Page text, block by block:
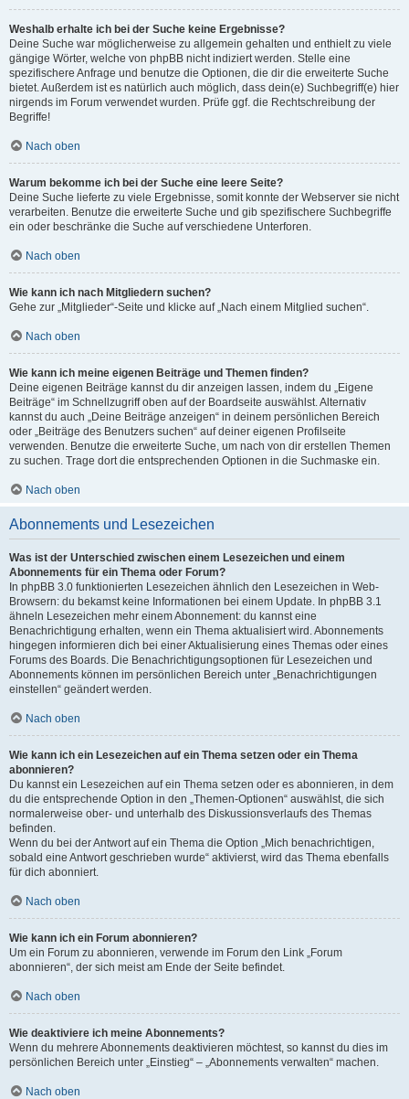
Weshalb erhalte ich bei der Suche keine Ergebnisse?
Deine Suche war möglicherweise zu allgemein gehalten und enthielt zu viele
gängige Wörter, welche von phpBB nicht indiziert werden. Stelle eine
spezifischere Anfrage und benutze die Optionen, die dir die erweiterte Suche
bietet. Außerdem ist es natürlich auch möglich, dass dein(e) Suchbegriff(e) hier
nirgends im Forum verwendet wurden. Prüfe ggf. die Rechtschreibung der
Begriffe!
Nach oben
Warum bekomme ich bei der Suche eine leere Seite?
Deine Suche lieferte zu viele Ergebnisse, somit konnte der Webserver sie nicht
verarbeiten. Benutze die erweiterte Suche und gib spezifischere Suchbegriffe
ein oder beschränke die Suche auf verschiedene Unterforen.
Nach oben
Wie kann ich nach Mitgliedern suchen?
Gehe zur „Mitglieder“-Seite und klicke auf „Nach einem Mitglied suchen“.
Nach oben
Wie kann ich meine eigenen Beiträge und Themen finden?
Deine eigenen Beiträge kannst du dir anzeigen lassen, indem du „Eigene
Beiträge“ im Schnellzugriff oben auf der Boardseite auswählst. Alternativ
kannst du auch „Deine Beiträge anzeigen“ in deinem persönlichen Bereich
oder „Beiträge des Benutzers suchen“ auf deiner eigenen Profilseite
verwenden. Benutze die erweiterte Suche, um nach von dir erstellen Themen
zu suchen. Trage dort die entsprechenden Optionen in die Suchmaske ein.
Nach oben
Abonnements und Lesezeichen
Was ist der Unterschied zwischen einem Lesezeichen und einem
Abonnements für ein Thema oder Forum?
In phpBB 3.0 funktionierten Lesezeichen ähnlich den Lesezeichen in Web-
Browsern: du bekamst keine Informationen bei einem Update. In phpBB 3.1
ähneln Lesezeichen mehr einem Abonnement: du kannst eine
Benachrichtigung erhalten, wenn ein Thema aktualisiert wird. Abonnements
hingegen informieren dich bei einer Aktualisierung eines Themas oder eines
Forums des Boards. Die Benachrichtigungsoptionen für Lesezeichen und
Abonnements können im persönlichen Bereich unter „Benachrichtigungen
einstellen“ geändert werden.
Nach oben
Wie kann ich ein Lesezeichen auf ein Thema setzen oder ein Thema
abonnieren?
Du kannst ein Lesezeichen auf ein Thema setzen oder es abonnieren, in dem
du die entsprechende Option in den „Themen-Optionen“ auswählst, die sich
normalerweise ober- und unterhalb des Diskussionsverlaufs des Themas
befinden.
Wenn du bei der Antwort auf ein Thema die Option „Mich benachrichtigen,
sobald eine Antwort geschrieben wurde“ aktivierst, wird das Thema ebenfalls
für dich abonniert.
Nach oben
Wie kann ich ein Forum abonnieren?
Um ein Forum zu abonnieren, verwende im Forum den Link „Forum
abonnieren“, der sich meist am Ende der Seite befindet.
Nach oben
Wie deaktiviere ich meine Abonnements?
Wenn du mehrere Abonnements deaktivieren möchtest, so kannst du dies im
persönlichen Bereich unter „Einstieg“ – „Abonnements verwalten“ machen.
Nach oben